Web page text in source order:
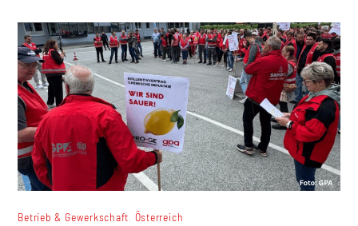
Betrieb & Gewerkschaft Österreich